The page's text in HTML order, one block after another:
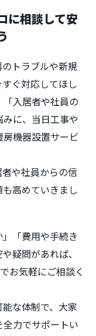
に相談して安
トラブルや新規
ぐ対応してほし
入居者や社員の
に、当日工事や
機器設置サービ
や社員からの信
高めていきまし
」「費用や手続き
疑問があれば、
お気軽にご相談く
な体制で、大家
力でサポートい